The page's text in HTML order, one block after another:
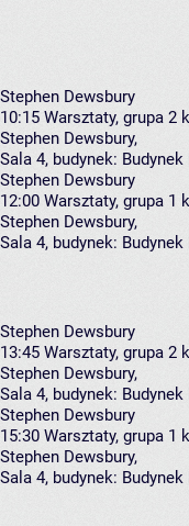
Stephen Dewsbury
10:15 Warsztaty, grupa 2
Stephen Dewsbury,
Sala 4, budynek: Budynek
Stephen Dewsbury
12:00 Warsztaty, grupa 1
Stephen Dewsbury,
Sala 4, budynek: Budynek
Stephen Dewsbury
13:45 Warsztaty, grupa 2
Stephen Dewsbury,
Sala 4, budynek: Budynek
Stephen Dewsbury
15:30 Warsztaty, grupa 1
Stephen Dewsbury,
Sala 4, budynek: Budynek